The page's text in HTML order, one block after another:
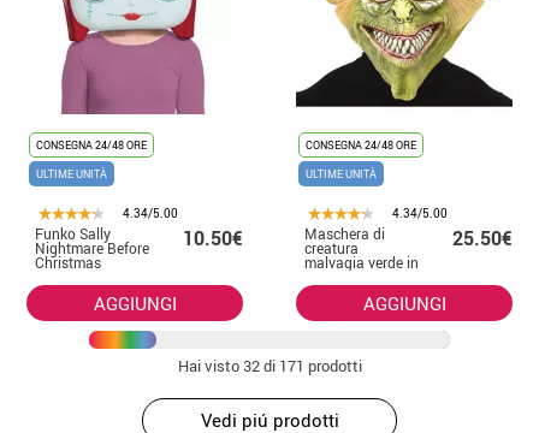
CONSEGNA 24/48 ORE
ULTIME UNITÀ
4.34/5.00
Funko Sally
Nightmare Before
Christmas
bambini
10.50€
AGGIUNGI
CONSEGNA 24/48 ORE
ULTIME UNITÀ
4.34/5.00
Maschera di
creatura
malvagia verde in
25.50€
AGGIUNGI
Hai visto32di 171 prodotti
Vedi piú prodotti